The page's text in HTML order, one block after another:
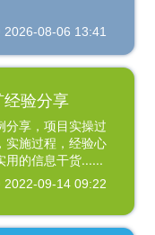
2026-08-06 13:41
经验分享
分享，项目实操过
实施过程，经验心
用的信息干货......
2022-09-14 09:22